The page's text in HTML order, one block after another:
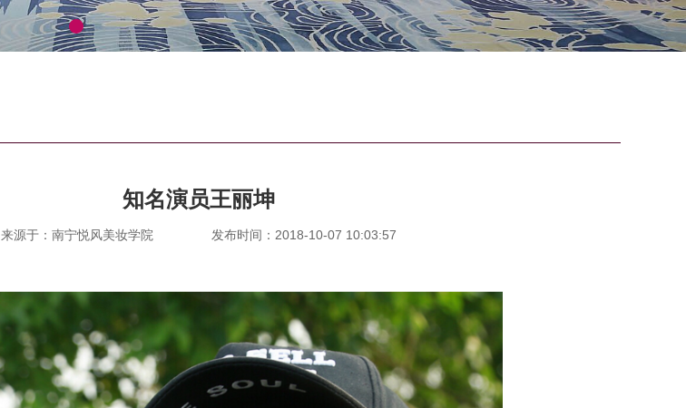
知名演员王丽坤
来源于：南宁悦风美妆学院 发布时间：2018-10-07 10:03:57